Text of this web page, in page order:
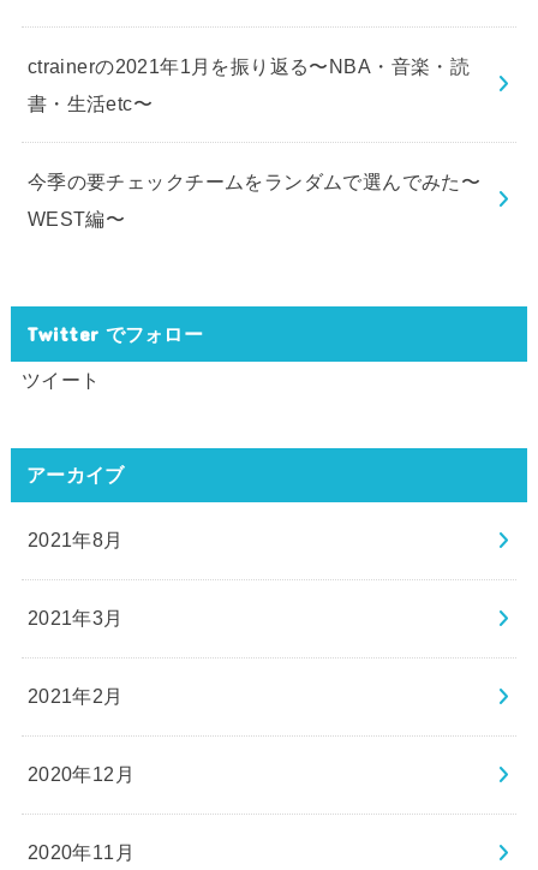
ctrainerの2021年1月を振り返る〜NBA・音楽・読
書・生活etc〜
今季の要チェックチームをランダムで選んでみた〜
WEST編〜
Twitter でフォロー
ツイート
アーカイブ
2021年8月
2021年3月
2021年2月
2020年12月
2020年11月